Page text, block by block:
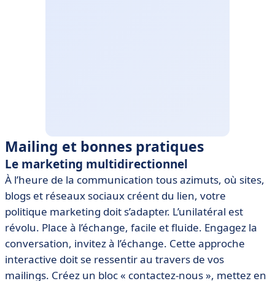
Mailing et bonnes pratiques
Le marketing multidirectionnel
À l’heure de la communication tous azimuts, où sites,
blogs et réseaux sociaux créent du lien, votre
politique marketing doit s’adapter. L’unilatéral est
révolu. Place à l’échange, facile et fluide. Engagez la
conversation, invitez à l’échange. Cette approche
interactive doit se ressentir au travers de vos
mailings. Créez un bloc « contactez-nous », mettez en